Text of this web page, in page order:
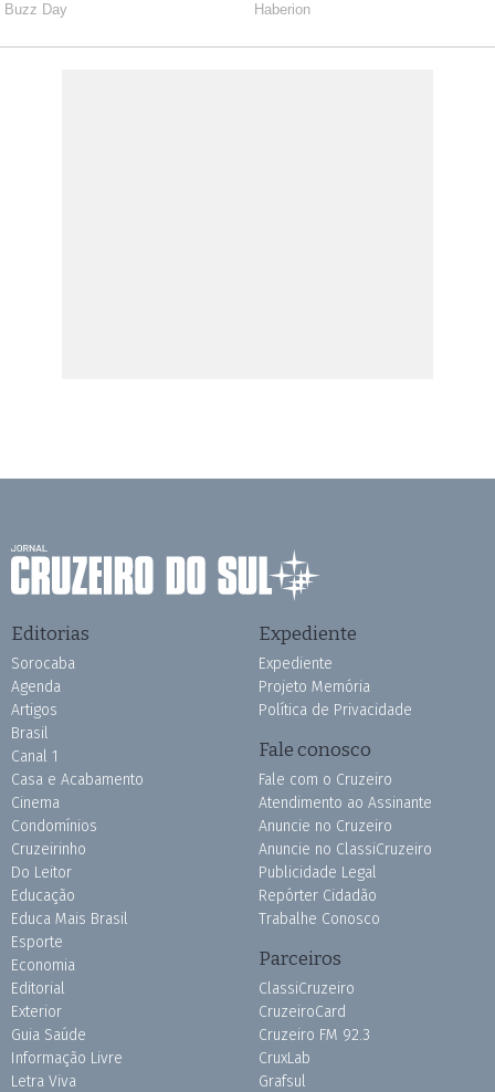
Editorias
Sorocaba
Agenda
Artigos
Brasil
Canal 1
Casa e Acabamento
Cinema
Condomínios
Cruzeirinho
Do Leitor
Educação
Educa Mais Brasil
Esporte
Economia
Editorial
Exterior
Guia Saúde
Informação Livre
Letra Viva
Expediente
Expediente
Projeto Memória
Política de Privacidade
Fale conosco
Fale com o Cruzeiro
Atendimento ao Assinante
Anuncie no Cruzeiro
Anuncie no ClassiCruzeiro
Publicidade Legal
Repórter Cidadão
Trabalhe Conosco
Parceiros
ClassiCruzeiro
CruzeiroCard
Cruzeiro FM 92.3
CruxLab
Grafsul